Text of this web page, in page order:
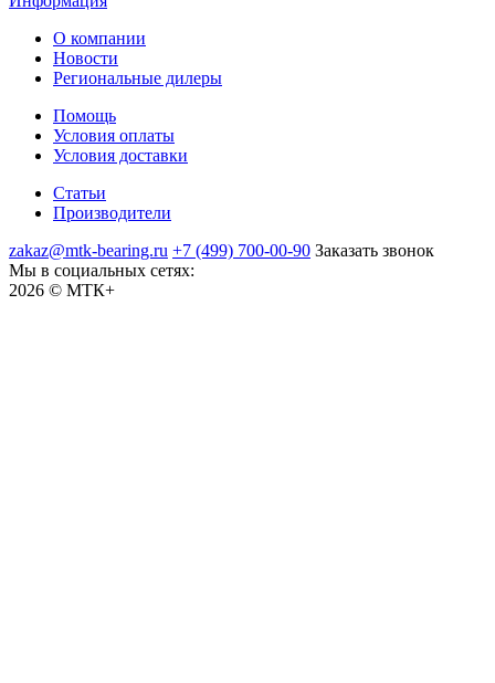
О компании
Новости
Региональные дилеры
Помощь
Условия оплаты
Условия доставки
Статьи
Производители
zakaz@mtk-bearing.ru +7 (499) 700-00-90 Заказать звонок
Мы в социальных сетях:
2026 © МТК+